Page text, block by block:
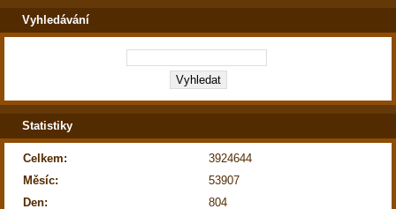
Vyhledávání
Statistiky
Celkem:
3924644
Měsíc:
53907
Den:
804